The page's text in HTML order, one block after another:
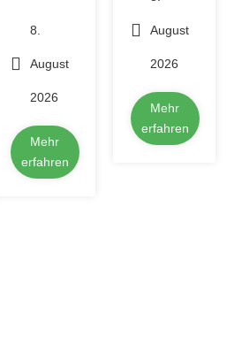
8.
August
2026
Mehr
erfahren
August
2026
Mehr
erfahren